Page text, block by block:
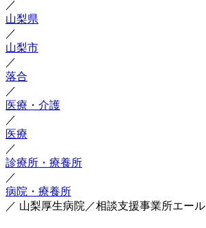
／
山梨県
／
山梨市
／
落合
／
医療・介護
／
医療
／
診療所・療養所
／
病院・療養所
／ 山梨厚生病院／相談支援事業所エール